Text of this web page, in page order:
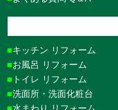
キッチン リフォーム
お風呂 リフォーム
トイレ リフォーム
洗面所・洗面化粧台